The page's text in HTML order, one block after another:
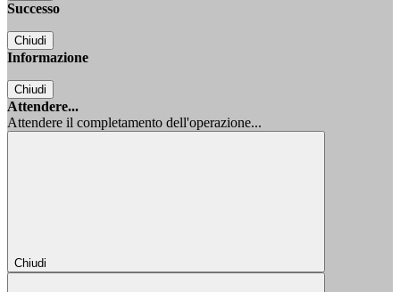
Successo
Chiudi
Informazione
Chiudi
Attendere...
Attendere il completamento dell'operazione...
Chiudi